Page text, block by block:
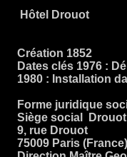
Hôtel Drouot
Création 1852
Dates clés 1976 :
1980 : Installation
Forme juridique
Siège social
9, rue Drouot
75009 Paris (France)